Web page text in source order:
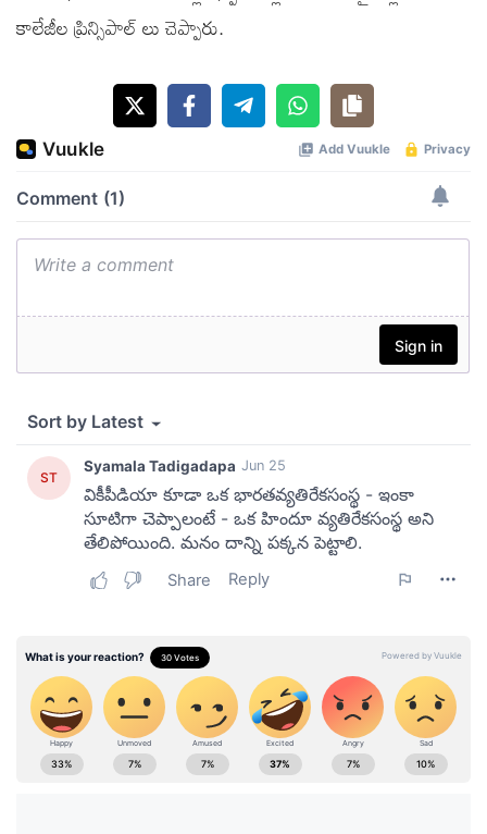
కాలేజీల ప్రిన్సిపాల్ లు చెప్పారు.